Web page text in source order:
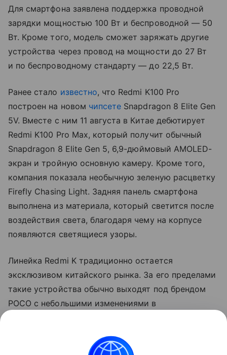
Для смартфона заявлена поддержка проводной
зарядки мощностью 100 Вт и беспроводной — 50
Вт. Кроме того, модель сможет заряжать другие
устройства через провод на мощности до 27 Вт
и по беспроводному стандарту — до 22,5 Вт.
Ранее стало известно, что Redmi K100 Pro
построен на новом чипсете Snapdragon 8 Elite Gen
5V. Вместе с ним 11 августа в Китае дебютирует
Redmi K100 Pro Max, который получит обычный
Snapdragon 8 Elite Gen 5, 6,9-дюймовый AMOLED-
экран и тройную основную камеру. Кроме того,
компания показала необычную зеленую расцветку
Firefly Chasing Light. Задняя панель смартфона
выполнена из материала, который светится после
воздействия света, благодаря чему на корпусе
появляются светящиеся узоры.
Линейка Redmi K традиционно остается
эксклюзивом китайского рынка. За его пределами
такие устройства обычно выходят под брендом
POCO с небольшими изменениями в
глобальном рынке как POCO F8 Ultra.